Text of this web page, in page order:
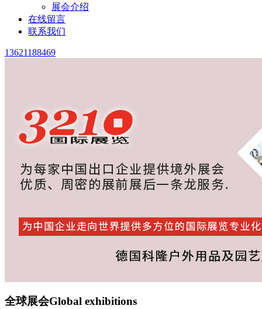
展会介绍
在线留言
联系我们
13621188469
全球展会Global exhibitions